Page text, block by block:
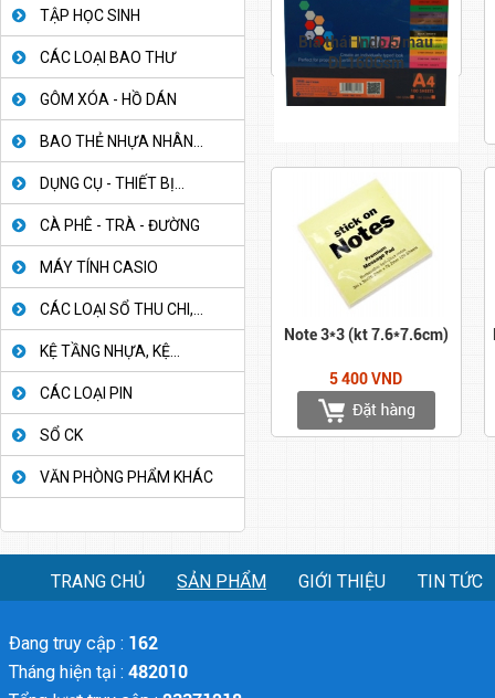
TẬP HỌC SINH
CÁC LOẠI BAO THƯ
GÔM XÓA - HỒ DÁN
BAO THẺ NHỰA NHÂN...
DỤNG CỤ - THIẾT BỊ...
CÀ PHÊ - TRÀ - ĐƯỜNG
MÁY TÍNH CASIO
CÁC LOẠI SỔ THU CHI,...
KỆ TẦNG NHỰA, KỆ...
CÁC LOẠI PIN
SỔ CK
VĂN PHÒNG PHẨM KHÁC
Bìa thái Indo 5 màu
ĐL160Gsm
Note 3*3 (kt 7.6*7.6cm)
5 400 VND
TRANG CHỦ SẢN PHẨM GIỚI THIỆU TIN TỨC
Đang truy cập : 162
Tháng hiện tại : 482010